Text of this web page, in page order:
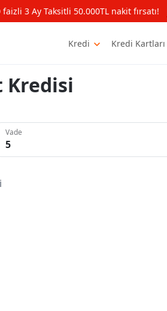
3 Ay Taksitli 50.000TL nakit fırsatı!
Kredi Kredi Kartları
Kredisi
Vade